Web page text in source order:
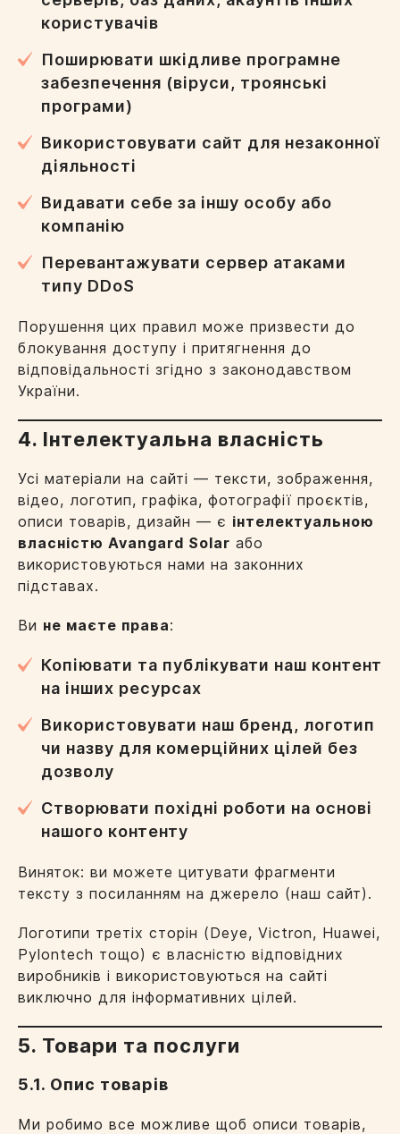
користувачів
Поширювати шкідливе програмне
забезпечення (віруси, троянські
програми)
Використовувати сайт для незаконної
діяльності
Видавати себе за іншу особу або
компанію
Перевантажувати сервер атаками
типу DDoS
Порушення цих правил може призвести до
блокування доступу і притягнення до
відповідальності згідно з законодавством
України.
4. Інтелектуальна власність
Усі матеріали на сайті — тексти, зображення,
відео, логотип, графіка, фотографії проєктів,
описи товарів, дизайн — є інтелектуальною
власністю Avangard Solar або
використовуються нами на законних
підставах.
Ви не маєте права:
Копіювати та публікувати наш контент
на інших ресурсах
Використовувати наш бренд, логотип
чи назву для комерційних цілей без
дозволу
Створювати похідні роботи на основі
нашого контенту
Виняток: ви можете цитувати фрагменти
тексту з посиланням на джерело (наш сайт).
Логотипи третіх сторін (Deye, Victron, Huawei,
Pylontech тощо) є власністю відповідних
виробників і використовуються на сайті
виключно для інформативних цілей.
5. Товари та послуги
5.1. Опис товарів
Ми робимо все можливе щоб описи товарів,